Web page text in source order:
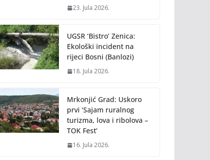
23. Jula 2026.
UGSR ‘Bistro’ Zenica:
Ekološki incident na
rijeci Bosni (Banlozi)
18. Jula 2026.
Mrkonjić Grad: Uskoro
prvi ‘Sajam ruralnog
turizma, lova i ribolova –
TOK Fest’
16. Jula 2026.